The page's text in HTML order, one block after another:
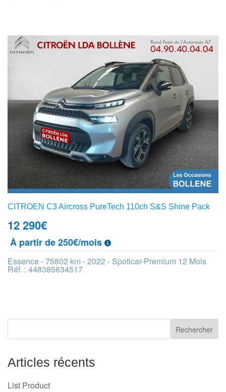
CITROEN C3 Aircross PureTech 110ch S&S Shine Pack
12 290€
À partir de 250€/mois
Essence - 75802 km - 2022 - Spoticar-Premium 12 Mois
Réf. : 448385634517
Articles récents
List Product